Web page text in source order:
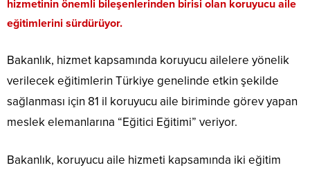
hizmetinin önemli bileşenlerinden birisi olan koruyucu aile
eğitimlerini sürdürüyor.
Bakanlık, hizmet kapsamında koruyucu ailelere yönelik
verilecek eğitimlerin Türkiye genelinde etkin şekilde
sağlanması için 81 il koruyucu aile biriminde görev yapan
meslek elemanlarına “Eğitici Eğitimi” veriyor.
Bakanlık, koruyucu aile hizmeti kapsamında iki eğitim